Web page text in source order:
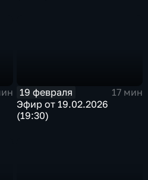
19 февраля
17 мин
Эфир от 19.02.2026
(19:30)